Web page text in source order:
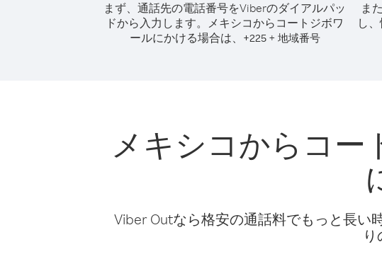
まず、通話先の電話番号をViberのダイアルパッ
ドから入力します。 メキシコからコートジボワ
ールにかける場合は、
+225+ 地域番号
ま
し
メキシコからコー
Viber Outなら格安の通話料でもっと長い